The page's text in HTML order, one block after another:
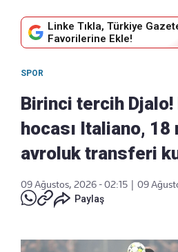
Linke Tıkla, Türkiye
Favorilerine Ekle!
SPOR
Birinci tercih Djalo!
hocası Italiano, 18
avroluk transferi
09 Ağustos, 2026 - 02:15
09
Paylaş